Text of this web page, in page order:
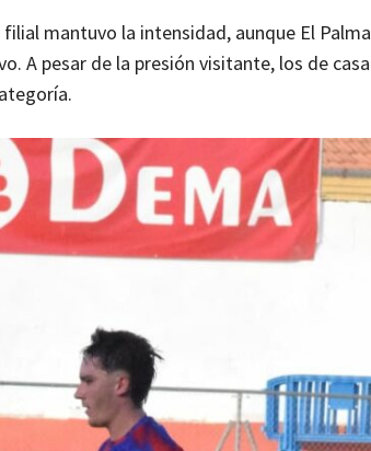
filial mantuvo la intensidad, aunque El
A pesar de la presión visitante, los de